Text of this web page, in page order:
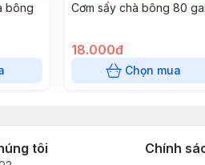
bông
Cơm sấy chà bông 80
18.000đ
Chọn mua
tôi Chính